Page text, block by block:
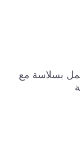
بسلاسة مع